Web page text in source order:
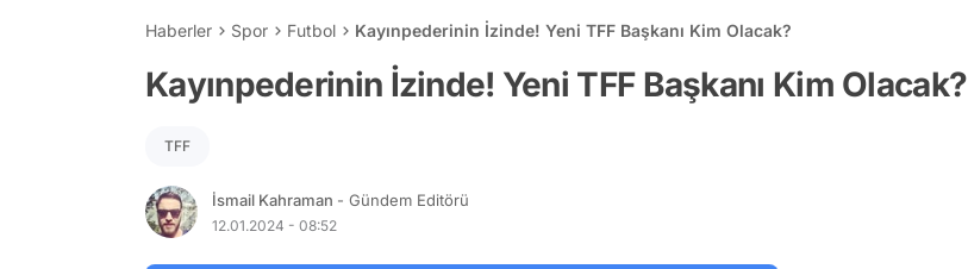
Haberler Spor Futbol Kayınpederinin İzinde! Yeni TFF Başkanı Kim Olacak?
Kayınpederinin İzinde! Yeni TFF Başkanı Kim Olacak?
TFF
İsmail Kahraman - Gündem Editörü
12.01.2024 - 08:52